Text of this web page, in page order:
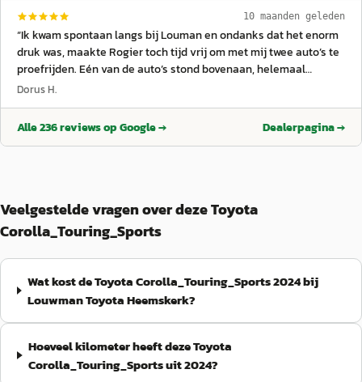
10 maanden geleden
“Ik kwam spontaan langs bij Louman en ondanks dat het enorm
druk was, maakte Rogier toch tijd vrij om met mij twee auto’s te
proefrijden. Eén van de auto’s stond bovenaan, helemaal
achterin de showroom, wat extra werk was om klaar te zetten
goede service ervaren bij een autobedrijf! Ik heb iets te lang
getwijfeld, waardoor beide auto’s inmiddels verkocht zijn, maar
Bedankt Louman, en Rogier in het bijzonder!”
Dorus H.
Alle236reviews op Google → Dealerpagina →
Veelgestelde vragen over deze Toyota
Corolla_Touring_Sports
Wat kost de Toyota Corolla_Touring_Sports 2024 bij
Louwman Toyota Heemskerk?
Hoeveel kilometer heeft deze Toyota
Corolla_Touring_Sports uit 2024?